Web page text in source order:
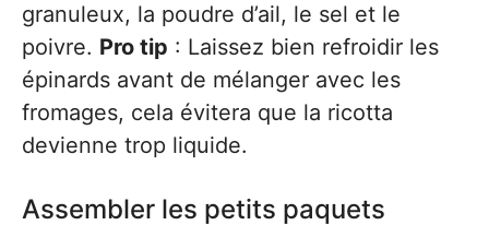
granuleux, la poudre d’ail, le sel et le
poivre. Pro tip : Laissez bien refroidir les
épinards avant de mélanger avec les
fromages, cela évitera que la ricotta
devienne trop liquide.
Assembler les petits paquets